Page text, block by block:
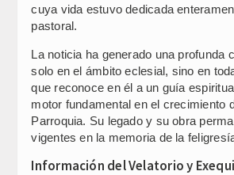
cuya vida estuvo dedicada
pastoral.
La noticia ha generado una profunda
solo en el ámbito eclesial, sino en
que reconoce en él a un guía
motor fundamental en el crecimiento
Parroquia. Su legado y su obra
vigentes en la memoria de la
Información del Velatorio y